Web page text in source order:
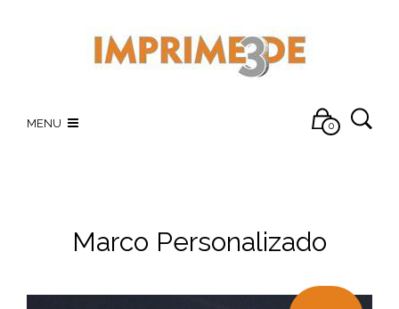
MENU 0
Marco Personalizado